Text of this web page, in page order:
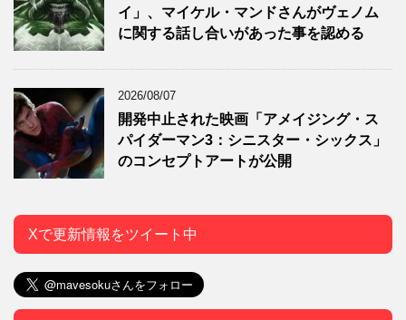
イ」、マイケル・マンドさんがヴェノム
に関する話し合いがあった事を認める
2026/08/07
開発中止された映画「アメイジング・ス
パイダーマン3：シニスター・シックス」
のコンセプトアートが公開
Xで更新情報をツイート中